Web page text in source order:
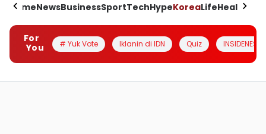
HomeNewsBusinessSportTechHypeKoreaLifeHealth
For
You
# Yuk Vote Iklanin di IDN Quiz INSIDENESIA